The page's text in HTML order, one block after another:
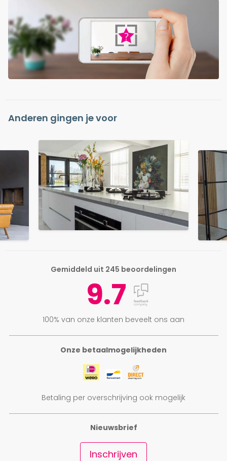
Anderen gingen je voor
Onze betaalmogelijkheden
Betaling per overschrijving ook mogelijk
Gemiddeld uit 245 beoordelingen
9.7
100% van onze klanten beveelt ons aan
Nieuwsbrief
Inschrijven